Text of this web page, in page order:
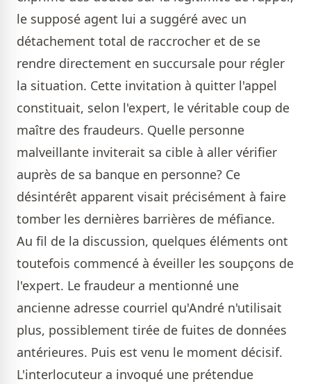
le supposé agent lui a suggéré avec un
détachement total de raccrocher et de se
rendre directement en succursale pour régler
la situation. Cette invitation à quitter l'appel
constituait, selon l'expert, le véritable coup de
maître des fraudeurs. Quelle personne
malveillante inviterait sa cible à aller vérifier
auprès de sa banque en personne? Ce
désintérêt apparent visait précisément à faire
tomber les dernières barrières de méfiance.
Au fil de la discussion, quelques éléments ont
toutefois commencé à éveiller les soupçons de
l'expert. Le fraudeur a mentionné une
ancienne adresse courriel qu'André n'utilisait
plus, possiblement tirée de fuites de données
antérieures. Puis est venu le moment décisif.
L'interlocuteur a invoqué une prétendue